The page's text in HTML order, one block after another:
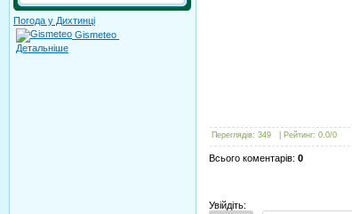
Погода у Дихтинці
Gismeteo
Детальніше
Переглядів: 349 Рейтинг: 0.0/0
Всього коментарів: 0
Увійдіть: